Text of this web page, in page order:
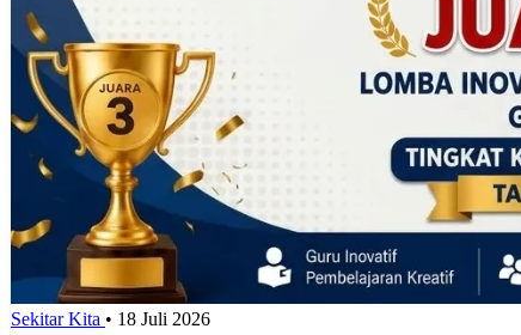
Sekitar Kita • 18 Juli 2026